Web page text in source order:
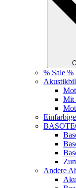
% Sale %
Mit
Andere